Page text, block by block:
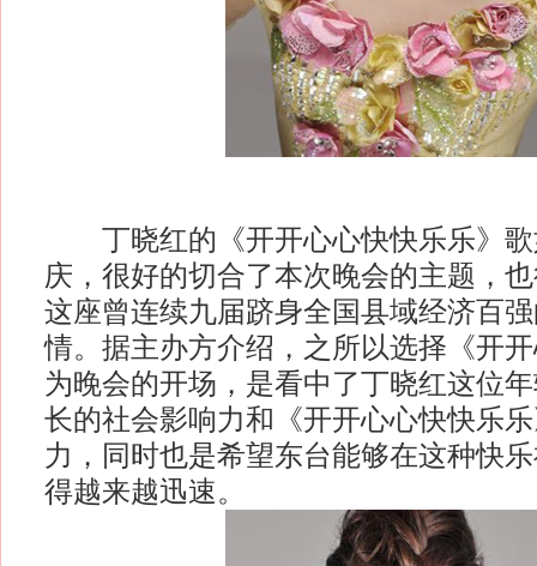
丁晓红的《开开心心快快乐乐》歌
庆，很好的切合了本次晚会的主题，
这座曾连续九届跻身全国县域经济百
情。据主办方介绍，之所以选择《开
为晚会的开场，是看中了丁晓红这位
长的社会影响力和《开开心心快快乐
力，同时也是希望东台能够在这种快
得越来越迅速。